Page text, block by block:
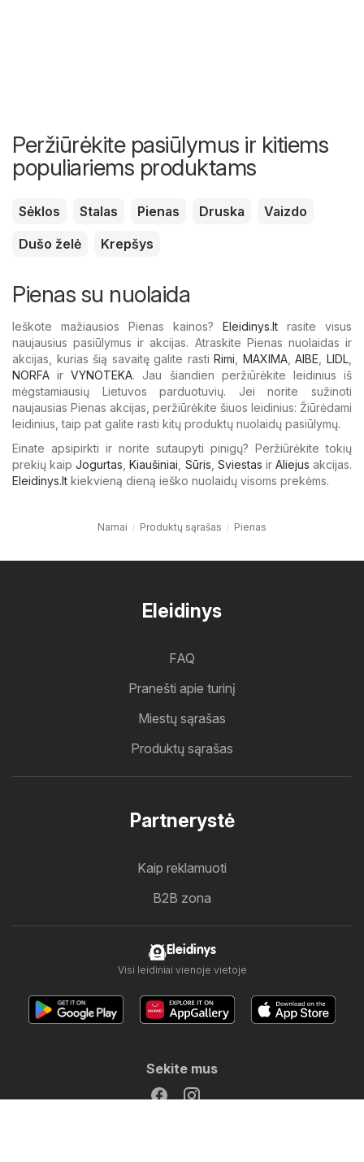
Peržiūrėkite pasiūlymus ir kitiems
populiariems produktams
Sėklos Stalas Pienas Druska
Vaizdo
Dušo želė
Krepšys
Pienas su nuolaida
Ieškote mažiausios Pienas kainos? Eleidinys.lt rasite visus
naujausius pasiūlymus ir akcijas. Atraskite Pienas nuolaidas ir
akcijas, kurias šią savaitę galite rastiRimi MAXIMA,AIBE ,LIDL
NORFA irVYNOTEKA. Jau šiandien peržiūrėkite leidinius iš
mėgstamiausių Lietuvos parduotuvių. Jei norite sužinoti
naujausias Pienas akcijas, peržiūrėkite šiuos leidinius: Žiūrėdami
leidinius, taip pat galite rasti kitų produktų nuolaidų pasiūlymų.
Einate apsipirkti ir norite sutaupyti pinigų? Peržiūrėkite tokių
prekių kaipJogurtas ,Kiaušiniai Sūris Sviestas ir Aliejus akcijas.
Eleidinys.lt kiekvieną dieną ieško nuolaidų visoms prekėms.
Namai Produktų sąrašas Pienas
Eleidinys
FAQ
Pranešti apie turinį
Miestų sąrašas
Produktų sąrašas
Partnerystė
Kaip reklamuoti
B2B zona
Eleidinys
Visi leidiniai vienoje vietoje
Sekite mus